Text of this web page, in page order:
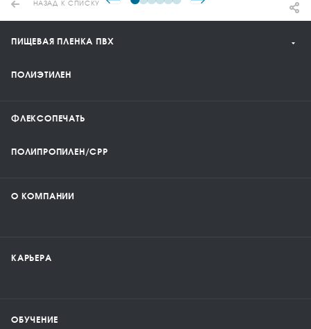
НАЗАД К СПИСКУ
ПИЩЕВАЯ ПЛЕНКА ПВХ
ПОЛИЭТИЛЕН
ФЛЕКСОПЕЧАТЬ
ПОЛИПРОПИЛЕН/CPP
О КОМПАНИИ
КАРЬЕРА
ОБУЧЕНИЕ